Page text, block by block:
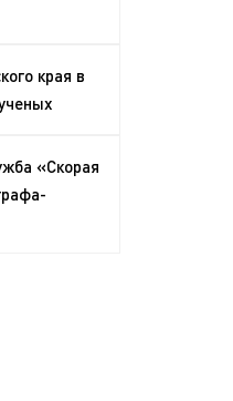
края в
«Скорая